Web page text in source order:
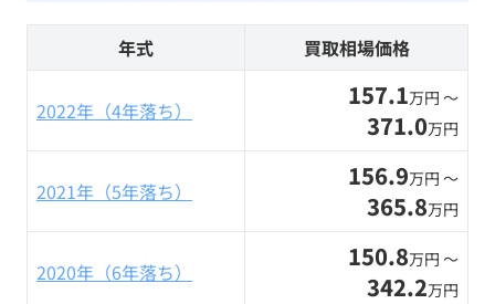
年式 買取相場価格
2022年（4年落ち） 157.1万円 〜
371.0万円
2021年（5年落ち） 156.9万円 〜
365.8万円
2020年（6年落ち） 150.8万円 〜
342.2万円